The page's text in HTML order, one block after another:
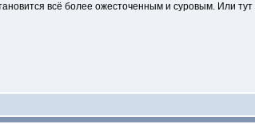
всё более ожесточенным и суровым. Или